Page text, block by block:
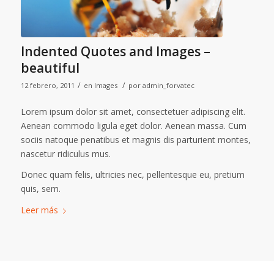
Indented Quotes and Images –
beautiful
12 febrero, 2011 / en Images / por admin_forvatec
Lorem ipsum dolor sit amet, consectetuer adipiscing elit.
Aenean commodo ligula eget dolor. Aenean massa. Cum
sociis natoque penatibus et magnis dis parturient montes,
nascetur ridiculus mus.
Donec quam felis, ultricies nec, pellentesque eu, pretium
quis, sem.
Leer más